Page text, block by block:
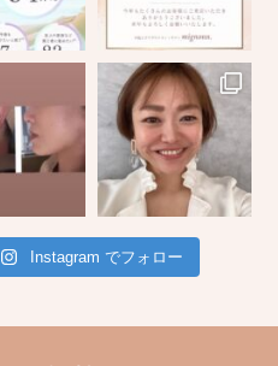
Instagram でフォロー